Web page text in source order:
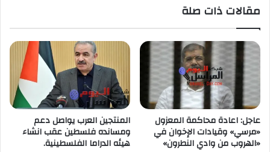
مقالات ذات صلة
عاجل: اعادة محاكمة المعزول
«مرسي» وقيادات الإخوان في
«الهروب من وادي النطرون»
المنتجين العرب يواصل دعم
ومسانده فلسطين عقب انشاء
هيئه الدراما الفلسطينية.